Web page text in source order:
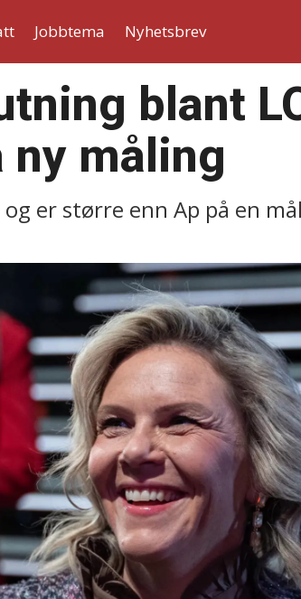
Jobbtema Nyhetsbrev
blant
ny måling
er større enn Ap på en